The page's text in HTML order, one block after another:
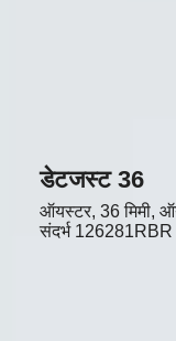
डेटजस्ट 36
ऑयस्टर, 36 मिमी,
संदर्भ 126281RBR